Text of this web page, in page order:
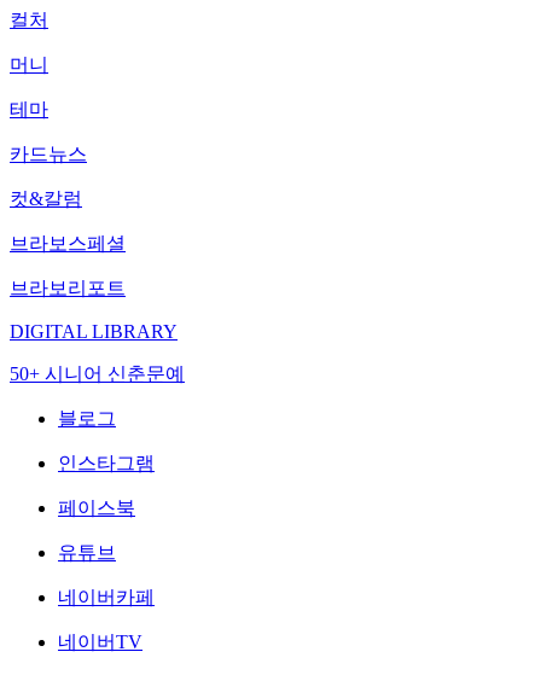
컬처
머니
테마
카드뉴스
컷&칼럼
브라보스페셜
브라보리포트
DIGITAL LIBRARY
50+ 시니어 신춘문예
블로그
인스타그램
페이스북
유튜브
네이버카페
네이버TV